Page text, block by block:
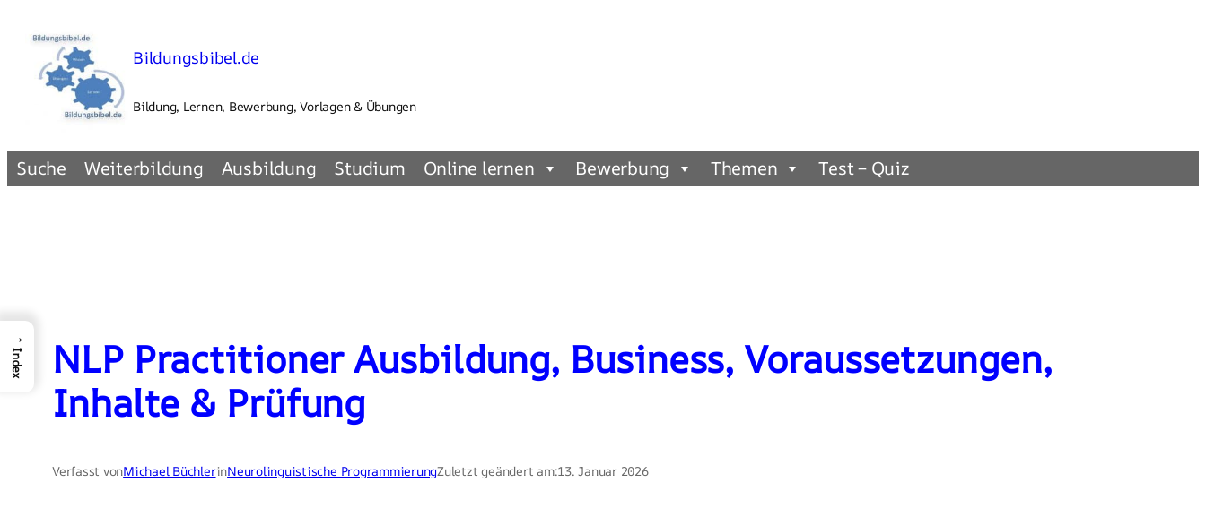
Inhalt
springen
Bildungsbibel.de
Bildung, Lernen, Bewerbung, Vorlagen & Übungen
Suche Weiterbildung Ausbildung Studium Online lernen Bewerbung Themen Test – Quiz
NLP Practitioner Ausbildung, Business, Voraussetzungen,
Inhalte & Prüfung
Verfasst vonMichael BüchlerinNeurolinguistische ProgrammierungZuletzt geändert am:13. Januar 2026
→
Index